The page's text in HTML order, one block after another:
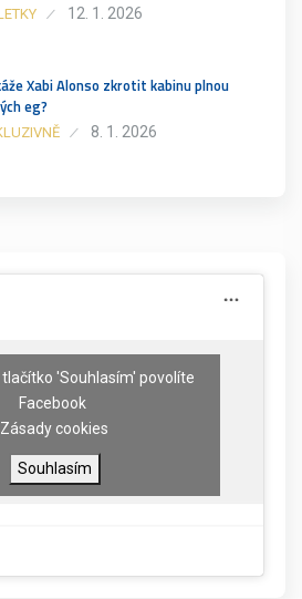
12. 1. 2026
Xabi Alonso zkrotit kabinu plnou
eg?
8. 1. 2026
tlačítko 'Souhlasím' povolíte
Facebook
Zásady cookies
Souhlasím